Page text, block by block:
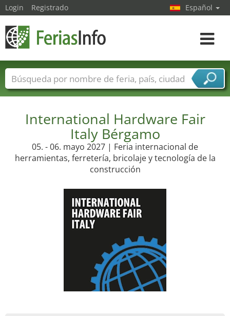
International Hardware Fair
Italy Bérgamo
05. - 06. mayo 2027 | Feria internacional de
herramientas, ferretería, bricolaje y tecnología de la
construcción
Login Registrado Español
toggle
Nombres de ferias Países
Ciudades
Sectores de proveedor de servicios